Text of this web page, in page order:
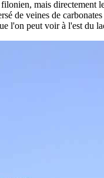
mais
de veines de
l'on peut voir à l'est du